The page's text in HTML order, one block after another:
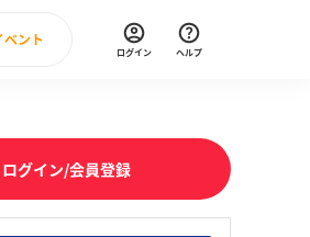
ベント
直近のイベント一覧
ログイン ヘルプ
ログイン/会員登録